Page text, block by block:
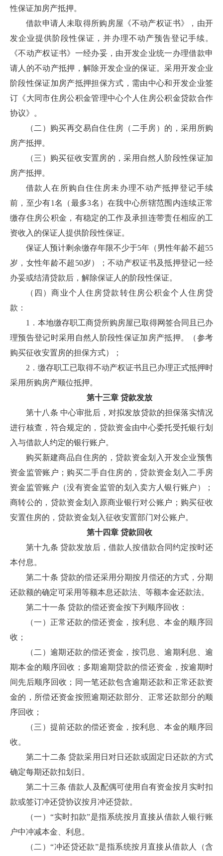
性保证加房产抵押。
借款申请人未取得所购房屋《不动产权证书》，由开
发企业提供阶段性保证，并办理不动产预告登记手续。
《不动产权证书》一经办妥，由开发企业统一办理借款申
请人的不动产抵押，解除开发企业的保证。采用开发企业
阶段性保证加房产抵押担保方式，需由中心和开发企业签
订《大同市住房公积金管理中心个人住房公积金贷款合作
协议》。
（二）购买再交易自住住房（二手房）的，采用所购
房产抵押。
（三）购买征收安置房的，采用自然人阶段性保证加
房产抵押。
借款人在所购自住住房未办理不动产抵押登记手续
前，至少有1名（最多3名）在我中心所辖范围内连续正常
缴存住房公积金，有稳定的工作及承担连带责任相应的工
资收入的保证人提供阶段性保证。
保证人预计剩余缴存年限不少于5年（男性年龄不超55
岁，女性年龄不超50岁）；不动产权证书及抵押登记一经
办妥或结清贷款后，解除保证人的阶段性保证。
（四）商业个人住房贷款转住房公积金个人住房贷
款：
1．本地缴存职工商贷所购房屋已取得网签合同且已办
理预告登记时采用自然人阶段性保证加房产抵押。（参考
购买征收安置房的担保方式）；
2．缴存职工已取得不动产权证书且已办理正式抵押时
采用所购房产顺位抵押。
第十三章 贷款发放
第十八条 中心审批后，对拟发放贷款的担保落实情况
进行核查，符合规定的，贷款资金由中心委托受托银行划
入与借款人约定的银行账户。
购买新建商品自住房的，贷款资金划入开发企业预售
资金监管账户；购买二手自住房的，贷款资金划入二手房
资金监管账户（没有资金监管的划入卖方人银行账户）；
商转公的，贷款资金划入原商业银行对公账户；购买征收
安置住房的，贷款资金划入征收安置部门对公账户。
第十四章 贷款回收
第十九条 贷款发放后，借款人按借款合同约定按时还
本付息。
第二十条 贷款的偿还采用分期按月偿还的方式，分期
还款额的确定可采用等额本息还款法、等额本金还款法。
第二十一条 贷款的偿还资金按下列顺序回收：
（一）正常还款的偿还资金，按利息、本金的顺序回
收；
（二）逾期还款的偿还资金，按罚息、逾期利息、逾
期本金的顺序回收；多期逾期贷款的偿还资金，按逾期时
间先后顺序回收；同一笔还款包含逾期还款和正常还款资
金的，所偿还资金按照逾期还款部分、正常还款部分的顺
序回收；
（三）提前还款的偿还资金，按利息、本金的顺序回
收。
第二十二条 贷款采用日对日还款或固定日还款的方式
确定每期还款扣划日。
第二十三条 借款人及配偶可使用自有资金按月实时扣
款或签订冲还贷协议按月冲还贷款。
（一）“实时扣款”是指系统按月直接从借款人银行账
户中冲减本金、利息。
（二）“冲还贷还款”是指系统按月直接从借款人（含